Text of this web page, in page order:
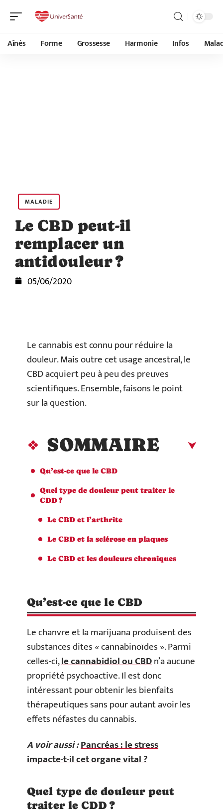
Aînés Forme Grossesse Harmonie Infos
MALADIE
Le CBD peut-il
remplacer un
antidouleur ?
05/06/2020
Le cannabis est connu pour réduire la
douleur. Mais outre cet usage ancestral, le
CBD acquiert peu à peu des preuves
scientifiques. Ensemble, faisons le point
sur la question.
SOMMAIRE
Qu’est-ce que le CBD
Quel type de douleur peut traiter le
CDD ?
Le CBD et l’arthrite
Le CBD et la sclérose en plaques
Le CBD et les douleurs chroniques
Qu’est-ce que le CBD
Le chanvre et la marijuana produisent des
substances dites « cannabinoïdes ». Parmi
celles-ci,le cannabidiol ou CBDn’a aucune
propriété psychoactive. Il est donc
intéressant pour obtenir les bienfaits
thérapeutiques sans pour autant avoir les
effets néfastes du cannabis.
A voir aussi :Pancréas : le stress
impacte-t-il cet organe vital ?
Quel type de douleur peut
traiter le CDD ?